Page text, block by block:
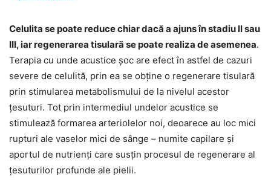
Celulita se poate reduce chiar dacă a ajuns în stadiu II sau
III, iar regenerarea tisulară se poate realiza de asemenea.
Terapia cu unde acustice șoc are efect în astfel de cazuri
severe de celulită, prin ea se obține o regenerare tisulară
prin stimularea metabolismului de la nivelul acestor
țesuturi. Tot prin intermediul undelor acustice se
stimulează formarea arteriolelor noi, deoarece au loc mici
rupturi ale vaselor mici de sânge – numite capilare și
aportul de nutrienți care susțin procesul de regenerare al
țesuturilor profunde ale pielii.